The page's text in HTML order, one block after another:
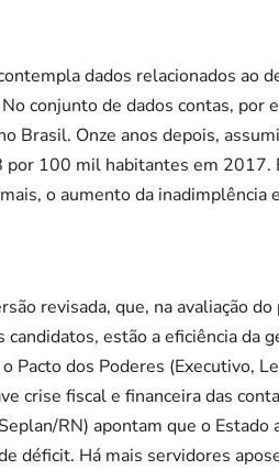
dados relacionados ao
conjunto de dados contas,
Brasil. Onze anos depois,
100 mil habitantes em 2017.
o aumento da inadimplência
revisada, que, na avaliação
estão a eficiência da
dos Poderes (Executivo,
crise fiscal e financeira das
RN) apontam que o
déficit. Há mais servidores